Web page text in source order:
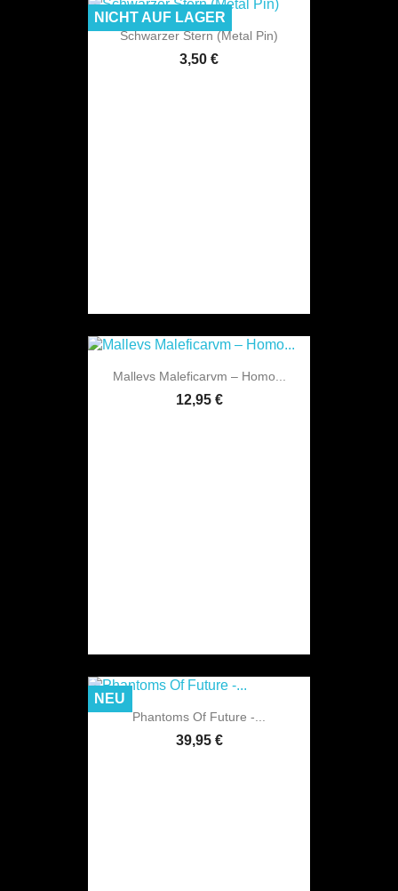
Schwarzer Stern (Metal Pin)
3,50 €
NICHT AUF LAGER
Mallevs Maleficarvm ‎– Homo...
12,95 €
Phantoms Of Future -...
39,95 €
NEU